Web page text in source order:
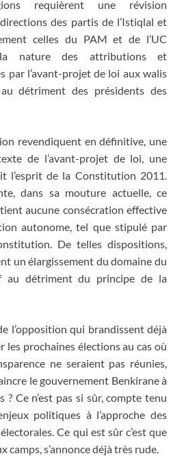
requièrent une révision
des partis de l’Istiqlal et
celles du PAM et de l’UC
nature des attributions et
par l’avant-projet de loi aux walis
détriment des présidents des
revendiquent en définitive, une
de l’avant-projet de loi, une
l’esprit de la Constitution 2011.
dans sa mouture actuelle, ce
aucune consécration effective
autonome, tel que stipulé par
De telles dispositions,
un élargissement du domaine du
au détriment du principe de la
l’opposition qui brandissent déjà
les prochaines élections au cas où
ne seraient pas réunies,
le gouvernement Benkirane à
? Ce n’est pas si sûr, compte tenu
politiques à l’approche des
Ce qui est sûr c’est que
camps, s’annonce déjà très rude.